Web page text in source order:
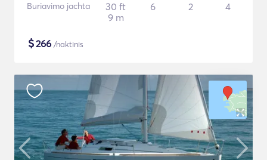
Buriavimo jachta
30 ft
9 m
6 2 4
$266 /naktinis